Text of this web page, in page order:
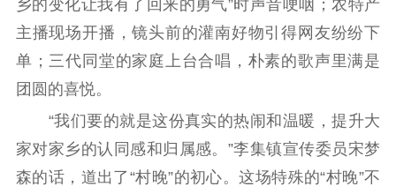
数据资源
公共服务
提升资源库
政务服务
登记服务
科研创新
服务管理平台
智库服务
管理平台
文艺创作
服务管理
乡的变化让我有了回来的勇气”时声音哽咽；农特产
主播现场开播，镜头前的灌南好物引得网友纷纷下
单；三代同堂的家庭上台合唱，朴素的歌声里满是
团圆的喜悦。
“我们要的就是这份真实的热闹和温暖，提升大
家对家乡的认同感和归属感。”李集镇宣传委员宋梦
森的话，道出了“村晚”的初心。这场特殊的“村晚”不